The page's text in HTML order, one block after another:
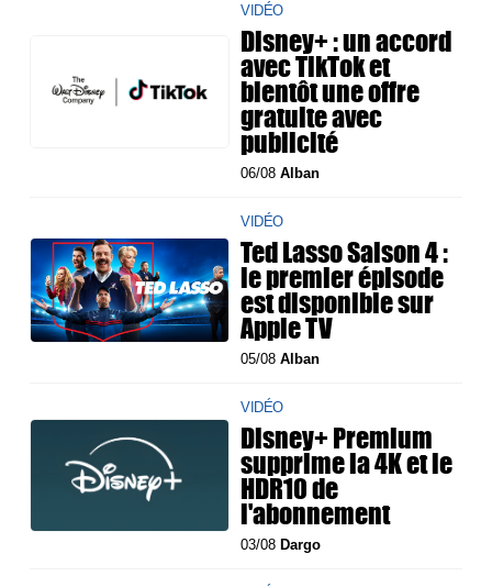
VIDÉO
Disney+ : un accord
avec TikTok et
bientôt une offre
gratuite avec
publicité
06/08Alban
VIDÉO
Ted Lasso Saison 4 :
le premier épisode
est disponible sur
Apple TV
05/08Alban
VIDÉO
Disney+ Premium
supprime la 4K et le
HDR10 de
l'abonnement
03/08 Dargo